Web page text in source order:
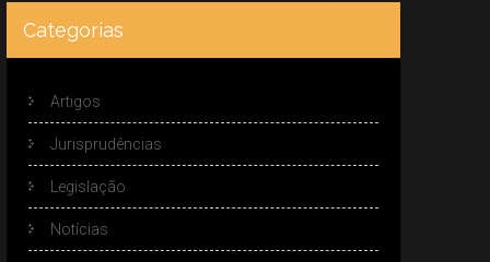
Categorias
Artigos
Jurisprudências
Legislação
Notícias